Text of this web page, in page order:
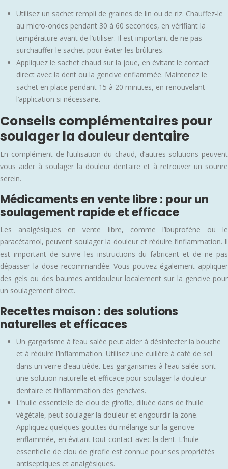
Utilisez un sachet rempli de graines de lin ou de riz. Chauffez-le
au micro-ondes pendant 30 à 60 secondes, en vérifiant la
température avant de l’utiliser. Il est important de ne pas
surchauffer le sachet pour éviter les brûlures.
Appliquez le sachet chaud sur la joue, en évitant le contact
direct avec la dent ou la gencive enflammée. Maintenez le
sachet en place pendant 15 à 20 minutes, en renouvelant
l’application si nécessaire.
Conseils complémentaires pour
soulager la douleur dentaire
En complément de l’utilisation du chaud, d’autres solutions peuvent
vous aider à soulager la douleur dentaire et à retrouver un sourire
serein.
Médicaments en vente libre : pour un
soulagement rapide et efficace
Les analgésiques en vente libre, comme l’ibuprofène ou le
paracétamol, peuvent soulager la douleur et réduire l’inflammation. Il
est important de suivre les instructions du fabricant et de ne pas
dépasser la dose recommandée. Vous pouvez également appliquer
des gels ou des baumes antidouleur localement sur la gencive pour
un soulagement direct.
Recettes maison : des solutions
naturelles et efficaces
Un gargarisme à l’eau salée peut aider à désinfecter la bouche
et à réduire l’inflammation. Utilisez une cuillère à café de sel
dans un verre d’eau tiède. Les gargarismes à l’eau salée sont
une solution naturelle et efficace pour soulager la douleur
dentaire et l’inflammation des gencives.
L’huile essentielle de clou de girofle, diluée dans de l’huile
végétale, peut soulager la douleur et engourdir la zone.
Appliquez quelques gouttes du mélange sur la gencive
enflammée, en évitant tout contact avec la dent. L’huile
essentielle de clou de girofle est connue pour ses propriétés
antiseptiques et analgésiques.